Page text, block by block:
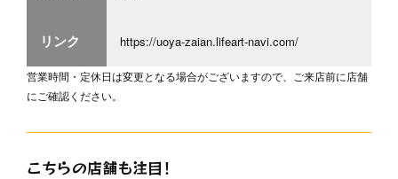
リンク https://uoya-zaian.lifeart-navi.com/
営業時間・定休日は変更となる場合がございますので、ご来店前に店舗
にご確認ください。
こちらの店舗も注目！